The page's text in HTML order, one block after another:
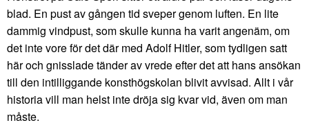
blad. En pust av gången tid sveper genom luften. En lite
dammig vindpust, som skulle kunna ha varit angenäm, om
det inte vore för det där med Adolf Hitler, som tydligen satt
här och gnisslade tänder av vrede efter det att hans ansökan
till den intilliggande konsthögskolan blivit avvisad. Allt i vår
historia vill man helst inte dröja sig kvar vid, även om man
måste.